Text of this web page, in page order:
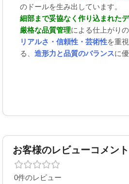
のドールを生み出しています。
細部まで妥協なく作り込まれた
厳格な品質管理による仕上がり
リアルさ・信頼性・芸術性を重
る、 造形力と品質のバランスに
お客様のレビューコメント
0件のレビュー